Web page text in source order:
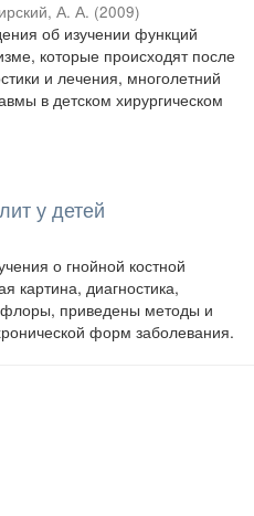
А. А. (2009)
об изучении функций
которые происходят после
и лечения, многолетний
в детском хирургическом
у детей
о гнойной костной
картина, диагностика,
приведены методы и
форм заболевания.